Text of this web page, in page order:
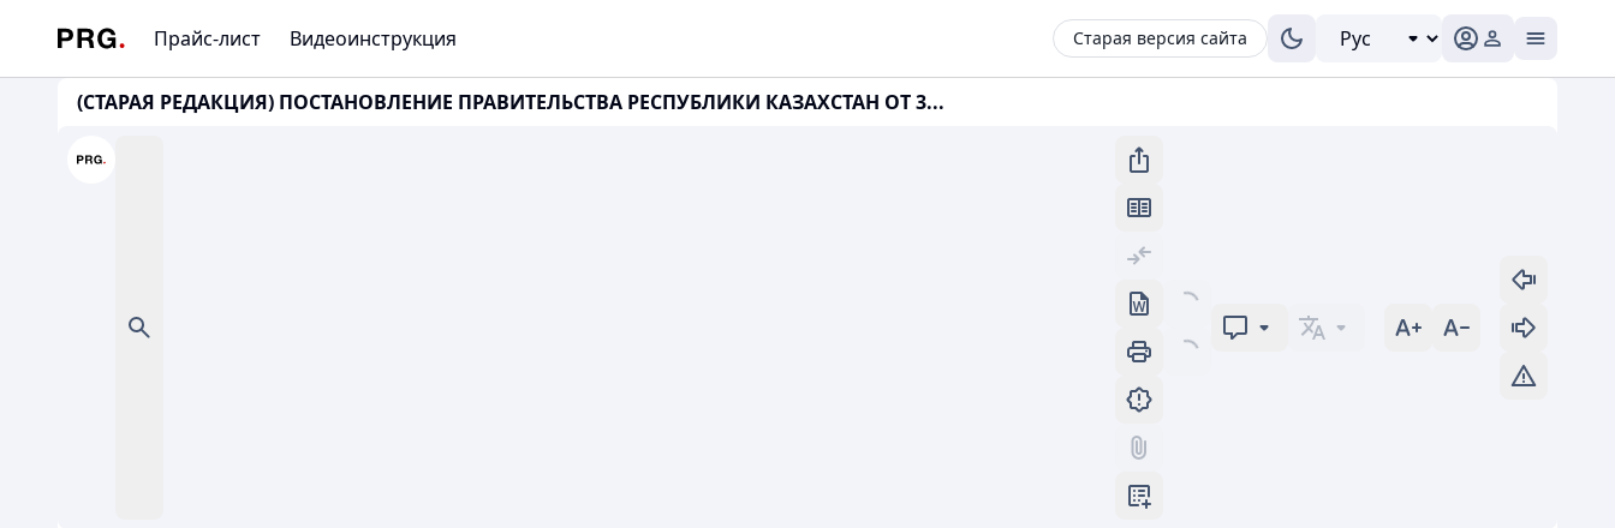
Прайс-лист Видеоинструкция Старая версия сайта
(СТАРАЯ РЕДАКЦИЯ) ПОСТАНОВЛЕНИЕ ПРАВИТЕЛЬСТВА РЕСПУБЛИКИ КАЗАХСТАН ОТ 3...